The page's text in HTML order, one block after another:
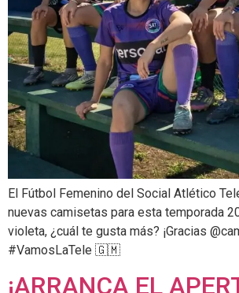
El Fútbol Femenino del Social Atlético
nuevas camisetas para esta temporada
violeta, ¿cuál te gusta más? ¡Gracias
#VamosLaTele 🇬🇲
¡ARRANCA EL